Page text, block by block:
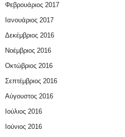
Φεβρουάριος 2017
Ιανουάριος 2017
Δεκέμβριος 2016
Νοέμβριος 2016
Οκτώβριος 2016
Σεπτέμβριος 2016
Αύγουστος 2016
Ιούλιος 2016
Ιούνιος 2016